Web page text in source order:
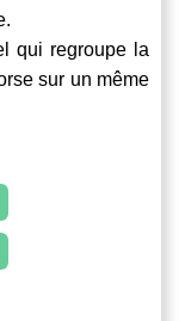
qui regroupe la
sur un même